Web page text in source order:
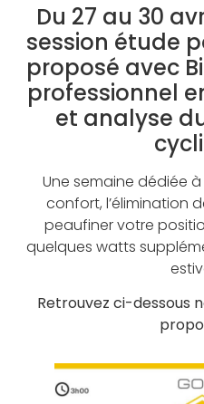
Du 27 au 30
session étude
proposé avec
professionnel
et analyse
Une semaine dédiée
confort, l’élimination
peaufiner votre
quelques watts
Retrouvez ci-dessous